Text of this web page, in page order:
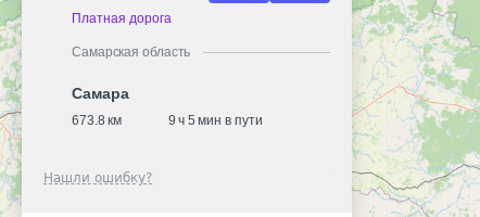
Платная дорога
Самарская область
Самара
673.8 км 9 ч 5 мин в пути
Нашли ошибку?